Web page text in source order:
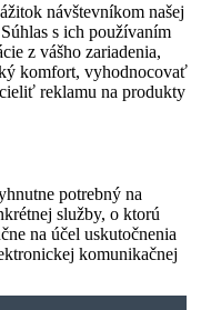
návštevníkom našej
s ich používaním
z vášho zariadenia,
komfort, vyhodnocovať
reklamu na produkty
potrebný na
služby, o ktorú
na účel uskutočnenia
komunikačnej